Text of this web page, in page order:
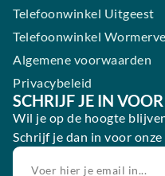
Telefoonwinkel Uitgeest
Telefoonwinkel
Algemene voorwaarden
Privacybeleid
SCHRIJF JE IN
Wil je op de hoogte
Schrijf je dan in voor